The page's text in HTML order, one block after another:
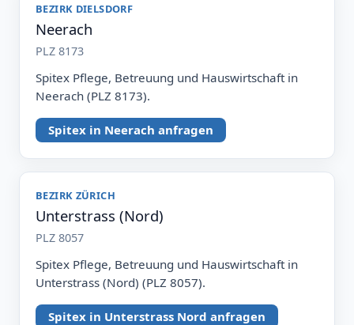
BEZIRK DIELSDORF
Neerach
PLZ 8173
Spitex Pflege, Betreuung und Hauswirtschaft in
Neerach (PLZ 8173).
Spitex in Neerach anfragen
BEZIRK ZÜRICH
Unterstrass (Nord)
PLZ 8057
Spitex Pflege, Betreuung und Hauswirtschaft in
Unterstrass (Nord) (PLZ 8057).
Spitex in Unterstrass Nord anfragen